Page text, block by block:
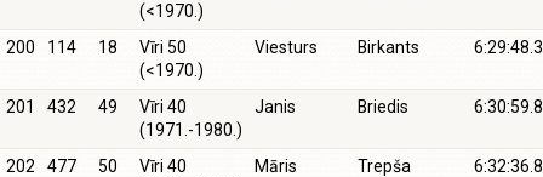
(<1970.)
200 114 18
Vīri 50
(<1970.)
Viesturs Birkants 6:29:48.3
201 432 49
Vīri 40
(1971.-1980.)
Janis Briedis 6:30:59.8
202 477 50
Vīri 40
Māris Trepša 6:32:36.8